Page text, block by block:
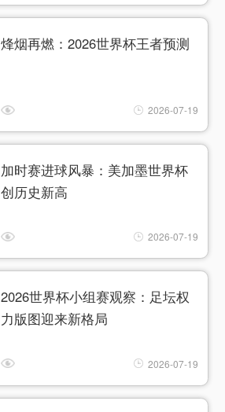
烽烟再燃：2026世界杯王者预测
2026-07-19
加时赛进球风暴：美加墨世界杯
创历史新高
2026-07-19
2026世界杯小组赛观察：足坛权
力版图迎来新格局
2026-07-19